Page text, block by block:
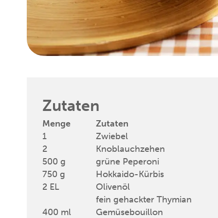
Zutaten
1
Zwiebel
2
Knoblauchzehen
500 g
grüne Peperoni
750 g
Hokkaido-Kürbis
2 EL
Olivenöl
fein gehackter Thymian
400 ml Gemüsebouillon